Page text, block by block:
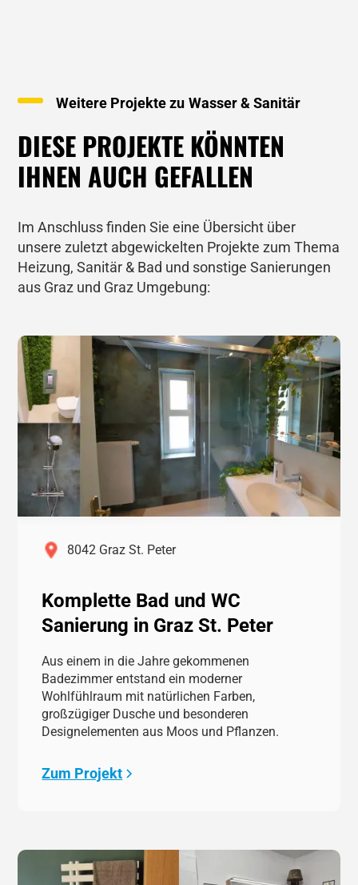
Weitere Projekte zu Wasser & Sanitär
DIESE PROJEKTE KÖNNTEN
IHNEN AUCH GEFALLEN
Im Anschluss finden Sie eine Übersicht über
unsere zuletzt abgewickelten Projekte zum Thema
Heizung, Sanitär & Bad und sonstige Sanierungen
aus Graz und Graz Umgebung:
8042 Graz St. Peter
Komplette Bad und WC
Sanierung in Graz St. Peter
Aus einem in die Jahre gekommenen
Badezimmer entstand ein moderner
Wohlfühlraum mit natürlichen Farben,
großzügiger Dusche und besonderen
Designelementen aus Moos und Pflanzen.
Zum Projekt